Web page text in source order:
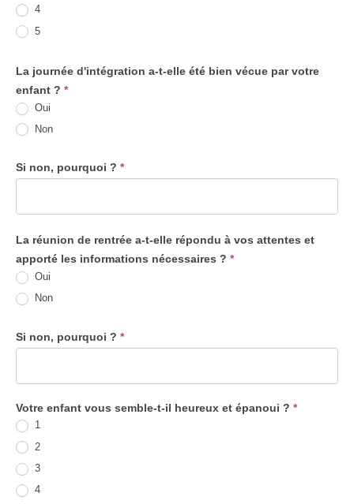
4
5
La journée d'intégration a-t-elle été bien vécue par votre
enfant ? *
Oui
Non
Si non, pourquoi ? *
La réunion de rentrée a-t-elle répondu à vos attentes et
apporté les informations nécessaires ? *
Oui
Non
Si non, pourquoi ? *
Votre enfant vous semble-t-il heureux et épanoui ? *
1
2
3
4